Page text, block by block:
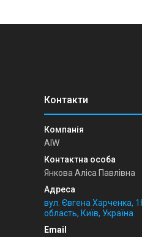
AIW
Янкова Аліса Павлівна
вул. Євгена Харченка,
область, Київ, Україна